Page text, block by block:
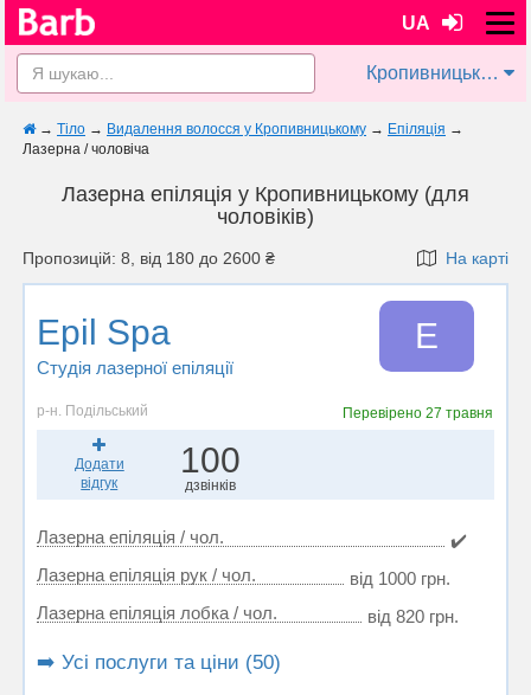
UA
Кропивницький
→ Тіло → Видалення волосся у Кропивницькому → Епіляція →
Лазерна / чоловіча
Лазерна епіляція у Кропивницькому (для
чоловіків)
Пропозицій: 8, від 180 до 2600 ₴ На карті
Epil Spa
Студія лазерної епіляції
E
р-н. Подільський Перевірено27 травня
Додати
відгук
100
дзвінків
Лазерна епіляція / чол.
✔️
Лазерна епіляція рук / чол.
від 1000 грн.
Лазерна епіляція лобка / чол.
від 820 грн.
➡️ Усі послуги та ціни (50)